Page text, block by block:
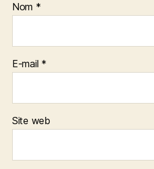
Nom *
E-mail *
Site web